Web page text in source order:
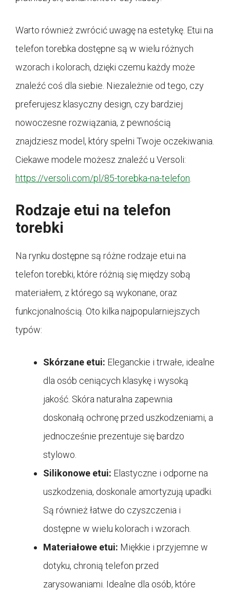
Warto również zwrócić uwagę na estetykę. Etui na
telefon torebka dostępne są w wielu różnych
wzorach i kolorach, dzięki czemu każdy może
znaleźć coś dla siebie. Niezależnie od tego, czy
preferujesz klasyczny design, czy bardziej
nowoczesne rozwiązania, z pewnością
znajdziesz model, który spełni Twoje oczekiwania.
Ciekawe modele możesz znaleźć u Versoli:
https://versoli.com/pl/85-torebka-na-telefon
Rodzaje etui na telefon
torebki
Na rynku dostępne są różne rodzaje etui na
telefon torebki, które różnią się między sobą
materiałem, z którego są wykonane, oraz
funkcjonalnością. Oto kilka najpopularniejszych
typów:
Skórzane etui: Eleganckie i trwałe, idealne
dla osób ceniących klasykę i wysoką
jakość. Skóra naturalna zapewnia
doskonałą ochronę przed uszkodzeniami, a
jednocześnie prezentuje się bardzo
stylowo.
Silikonowe etui: Elastyczne i odporne na
uszkodzenia, doskonale amortyzują upadki.
Są również łatwe do czyszczenia i
dostępne w wielu kolorach i wzorach.
Materiałowe etui: Miękkie i przyjemne w
dotyku, chronią telefon przed
zarysowaniami. Idealne dla osób, które